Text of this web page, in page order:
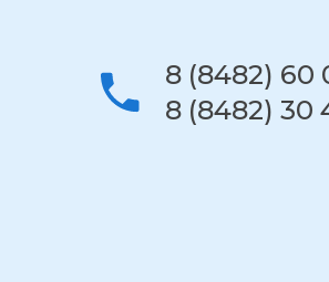
8 (8482) 60
8 (8482) 30